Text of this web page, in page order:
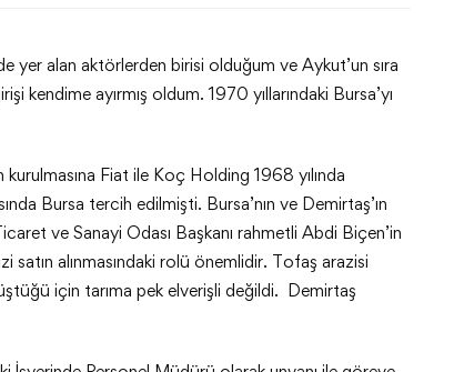
yer alan aktörlerden birisi olduğum ve Aykut’un sıra
kendime ayırmış oldum. 1970 yıllarındaki Bursa’yı
Fiat ile Koç Holding 1968 yılında
Bursa tercih edilmişti. Bursa’nın ve Demirtaş’ın
ve Sanayi Odası Başkanı rahmetli Abdi Biçen’in
alınmasındaki rolü önemlidir. Tofaş arazisi
için tarıma pek elverişli değildi. Demirtaş